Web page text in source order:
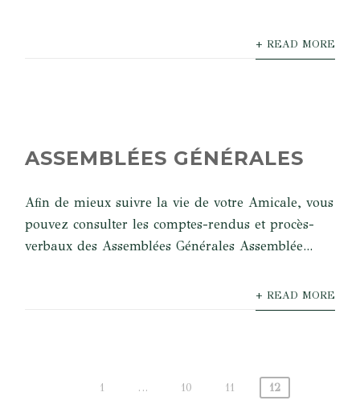
+ READ MORE
ASSEMBLÉES GÉNÉRALES
Afin de mieux suivre la vie de votre Amicale, vous
pouvez consulter les comptes-rendus et procès-
verbaux des Assemblées Générales Assemblée...
+ READ MORE
Pagination
1 … 10 11 12